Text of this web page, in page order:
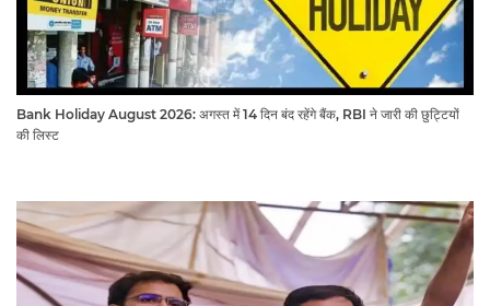
Bank Holiday August 2026: अगस्त में 14 दिन बंद रहेंगे बैंक, RBI ने जारी की छुट्टियों
की लिस्ट​​​​​​​